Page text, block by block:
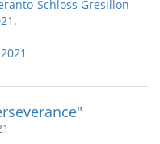
Schloss Gresillon